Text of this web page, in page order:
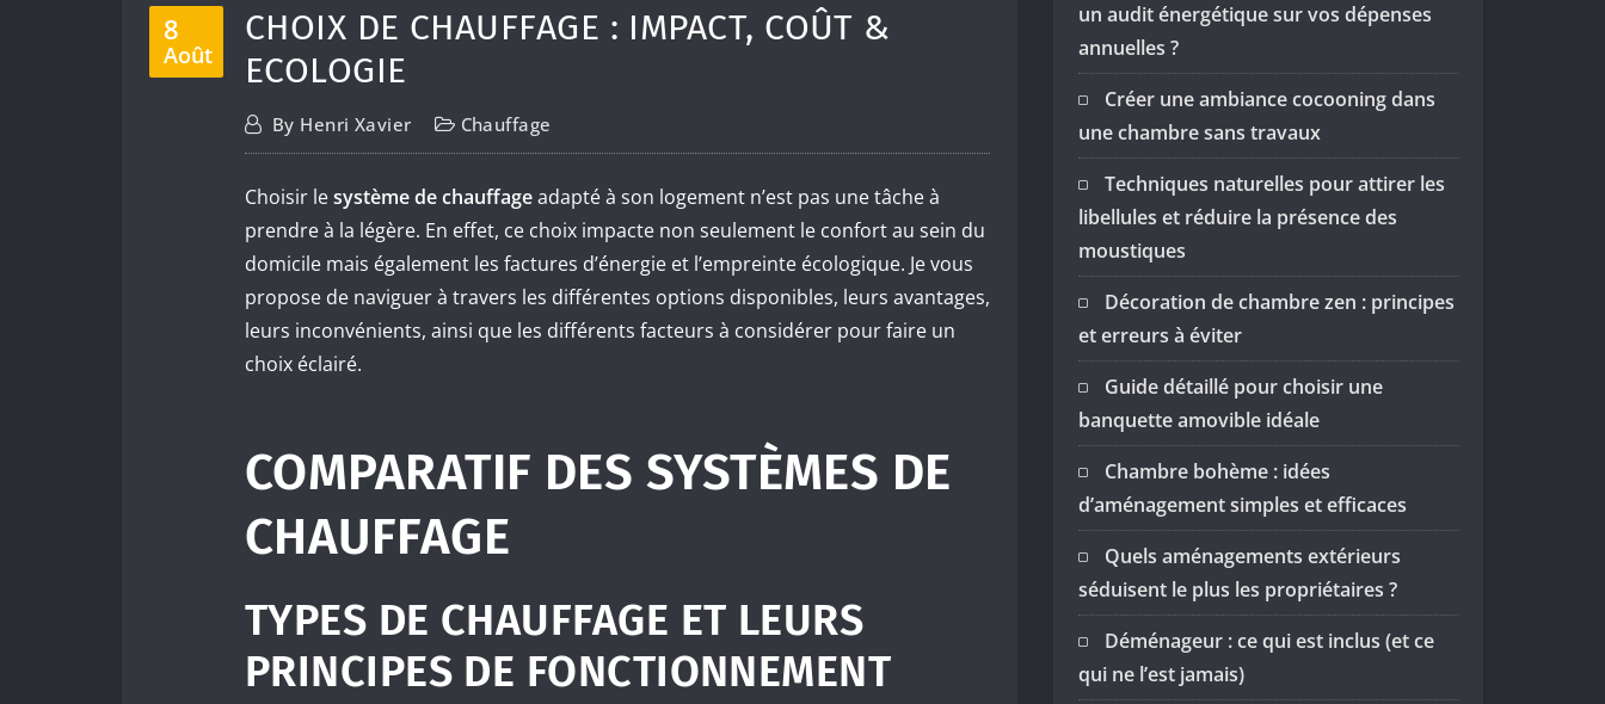
8
Août
CHOIX DE CHAUFFAGE : IMPACT, COÛT &
ECOLOGIE
By Henri Xavier Chauffage
Choisir lesystème de chauffageadapté à son logement n’est pas une tâche à
prendre à la légère. En effet, ce choix impacte non seulement le confort au sein du
domicile mais également les factures d’énergie et l’empreinte écologique. Je vous
propose de naviguer à travers les différentes options disponibles, leurs avantages,
leurs inconvénients, ainsi que les différents facteurs à considérer pour faire un
choix éclairé.
COMPARATIF DES SYSTÈMES DE
CHAUFFAGE
TYPES DE CHAUFFAGE ET LEURS
PRINCIPES DE FONCTIONNEMENT
un audit énergétique sur vos dépenses
annuelles ?
Créer une ambiance cocooning dans
une chambre sans travaux
Techniques naturelles pour attirer les
libellules et réduire la présence des
moustiques
Décoration de chambre zen : principes
et erreurs à éviter
Guide détaillé pour choisir une
banquette amovible idéale
Chambre bohème : idées
d’aménagement simples et efficaces
Quels aménagements extérieurs
séduisent le plus les propriétaires ?
Déménageur : ce qui est inclus (et ce
qui ne l’est jamais)